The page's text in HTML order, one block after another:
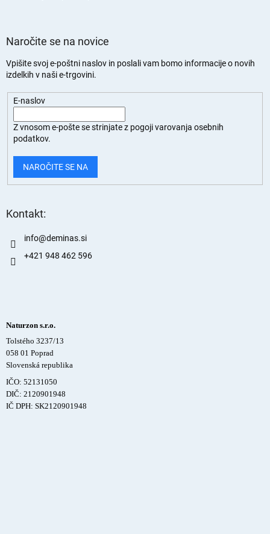
Naročite se na novice
Vpišite svoj e-poštni naslov in poslali vam bomo informacije o novih
izdelkih v naši e-trgovini.
E-naslov
Z vnosom e-pošte se strinjate z pogoji varovanja osebnih
podatkov.
NAROČITE SE NA
Kontakt:
info@deminas.si
+421 948 462 596
Naturzon s.r.o.
Tolstého 3237/13
058 01 Poprad
Slovenská republika
IČO: 52131050
DIČ: 2120901948
IČ DPH: SK2120901948